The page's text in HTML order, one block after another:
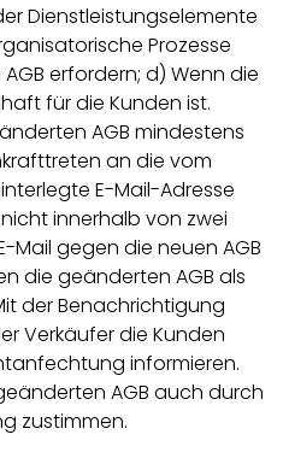
Dienstleistungselemente
Prozesse
erfordern; d) Wenn die
für die Kunden ist.
AGB mindestens
an die vom
E-Mail-Adresse
innerhalb von zwei
Mail gegen die neuen AGB
die geänderten AGB als
der Benachrichtigung
Verkäufer die Kunden
informieren.
AGB auch durch
zustimmen.